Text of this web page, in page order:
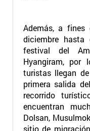
Además, a
diciembre
festival del
Hyangiram, por
turistas llegan
primera salida
recorrido
encuentran
Dolsan,
sitio de